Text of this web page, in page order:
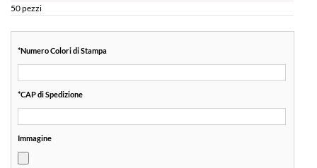
50 pezzi
*Numero Colori di Stampa
*CAP di Spedizione
Immagine